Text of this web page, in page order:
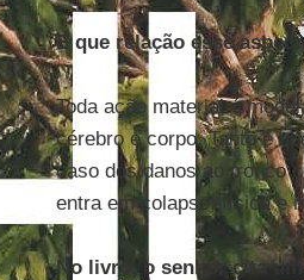
E que relação esse
Toda ação material é
cérebro e corpo. Tanto é
caso dos danos ao tronco
entra em colapso, física e
No livro, o senhor cita